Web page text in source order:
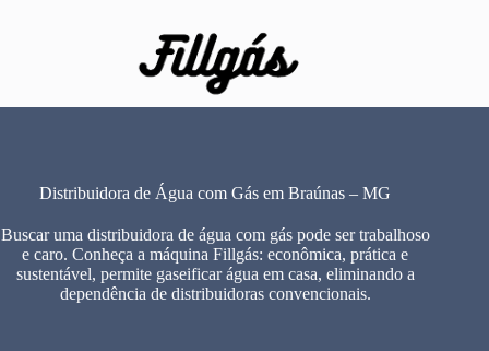
Distribuidora de Água com Gás em Braúnas – MG
Buscar uma distribuidora de água com gás pode ser trabalhoso
e caro. Conheça a máquina Fillgás: econômica, prática e
sustentável, permite gaseificar água em casa, eliminando a
dependência de distribuidoras convencionais.